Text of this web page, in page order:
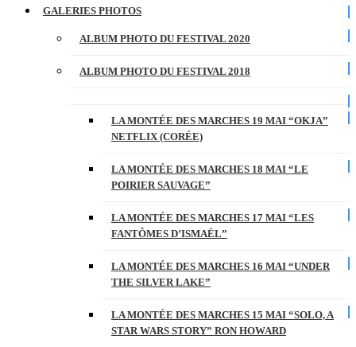
GALERIES PHOTOS
ALBUM PHOTO DU FESTIVAL 2020
ALBUM PHOTO DU FESTIVAL 2018
LA MONTÉE DES MARCHES 19 MAI “OKJA”
NETFLIX (CORÉE)
LA MONTÉE DES MARCHES 18 MAI “LE
POIRIER SAUVAGE”
LA MONTÉE DES MARCHES 17 MAI “LES
FANTÔMES D’ISMAËL”
LA MONTÉE DES MARCHES 16 MAI “UNDER
THE SILVER LAKE”
LA MONTÉE DES MARCHES 15 MAI “SOLO, A
STAR WARS STORY” RON HOWARD